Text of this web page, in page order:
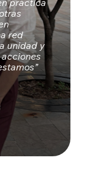
práctica
red
unidad y